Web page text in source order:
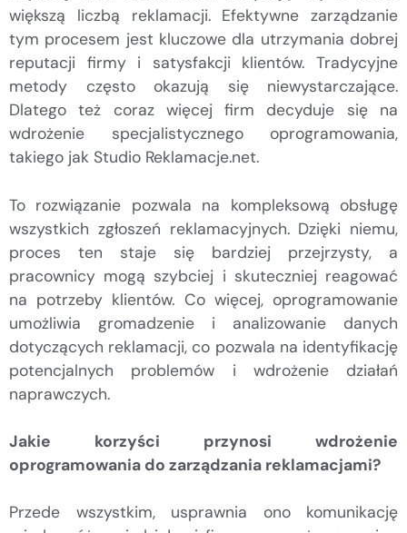
większą liczbą reklamacji. Efektywne zarządzanie
tym procesem jest kluczowe dla utrzymania dobrej
reputacji firmy i satysfakcji klientów. Tradycyjne
metody często okazują się niewystarczające.
Dlatego też coraz więcej firm decyduje się na
wdrożenie specjalistycznego oprogramowania,
takiego jak Studio Reklamacje.net.
To rozwiązanie pozwala na kompleksową obsługę
wszystkich zgłoszeń reklamacyjnych. Dzięki niemu,
proces ten staje się bardziej przejrzysty, a
pracownicy mogą szybciej i skuteczniej reagować
na potrzeby klientów. Co więcej, oprogramowanie
umożliwia gromadzenie i analizowanie danych
dotyczących reklamacji, co pozwala na identyfikację
potencjalnych problemów i wdrożenie działań
naprawczych.
Jakie korzyści przynosi wdrożenie
oprogramowania do zarządzania reklamacjami?
Przede wszystkim, usprawnia ono komunikację